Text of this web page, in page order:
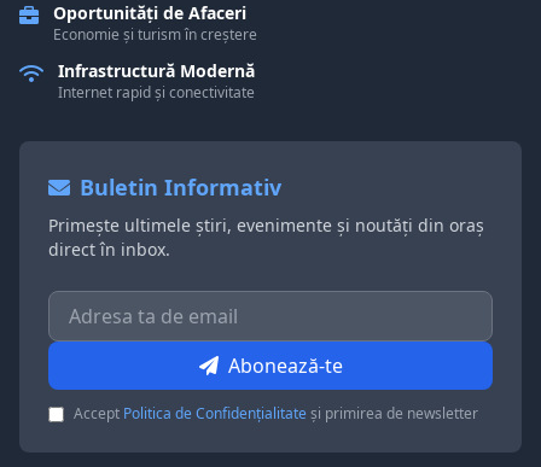
Oportunități de Afaceri
Economie și turism în creștere
Infrastructură Modernă
Internet rapid și conectivitate
Buletin Informativ
Primește ultimele știri, evenimente și noutăți din oraș
direct în inbox.
Abonează-te
Accept Politica de Confidențialitateși primirea de newsletter